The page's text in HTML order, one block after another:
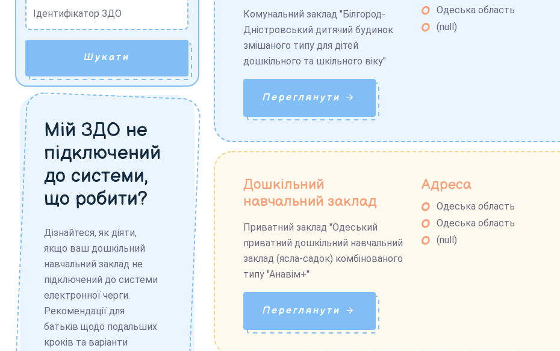
Ідентифікатор ЗДО
Шукати
Мій ЗДО не
підключений
до системи,
що робити?
Дізнайтеся, як діяти,
якщо ваш дошкільний
навчальний заклад не
підключений до системи
електронної черги.
Рекомендації для
батьків щодо подальших
кроків та варіанти
Комунальний заклад "Білгород-
Дністровський дитячий будинок
змішаного типу для дітей
дошкільного та шкільного віку"
Одеська область
(null)
Переглянути
Дошкільний
навчальний заклад
Приватний заклад "Одеський
приватний дошкільний навчальний
заклад (ясла-садок) комбінованого
типу "Анавім+"
Адреса
Одеська область
Одеська область
(null)
Переглянути